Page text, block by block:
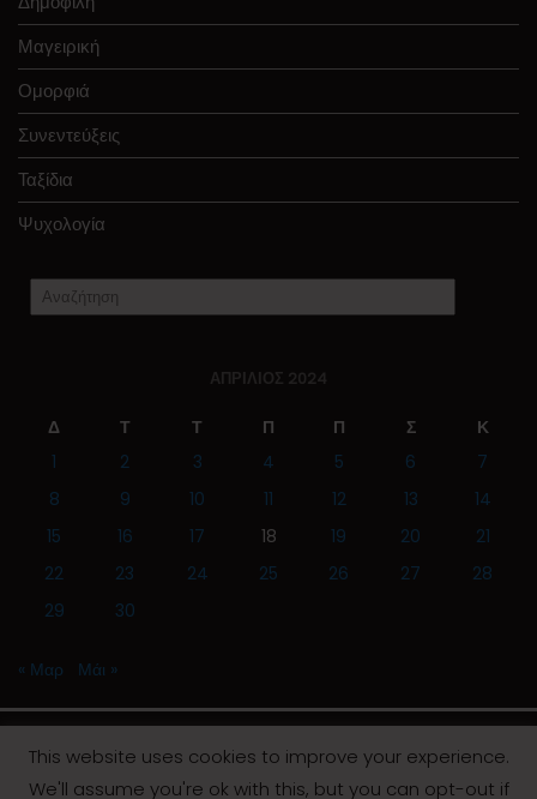
Μαγειρική
Ομορφιά
Συνεντεύξεις
Ταξίδια
Ψυχολογία
ΑΠΡΊΛΙΟΣ 2024
Δ Τ Τ Π Π Σ
Κ
1
2 3 4 5 6
7
8
9 10 11 12 13
14
15
16 17 18 19 20
21
22
23 24 25 26 27
28
29
30
« Μαρ Μάι »
This website uses cookies to improve your experience.
We'll assume you're ok with this, but you can opt-out if